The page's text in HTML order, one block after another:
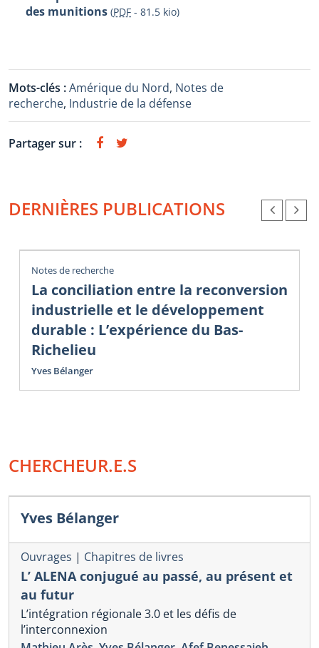
des munitions (PDF - 81.5 kio)
Mots-clés :Amérique du Nord, Notes de
recherche, Industrie de la défense
Partager sur :
DERNIÈRES PUBLICATIONS
Notes de recherche
La conciliation entre la reconversion
industrielle et le développement
durable : L’expérience du Bas-
Richelieu
Yves Bélanger
CHERCHEUR.E.S
Yves Bélanger
Ouvrages | Chapitres de livres
L’ ALENA conjugué au passé, au présent et
au futur
L’intégration régionale 3.0 et les défis de
l’interconnexion